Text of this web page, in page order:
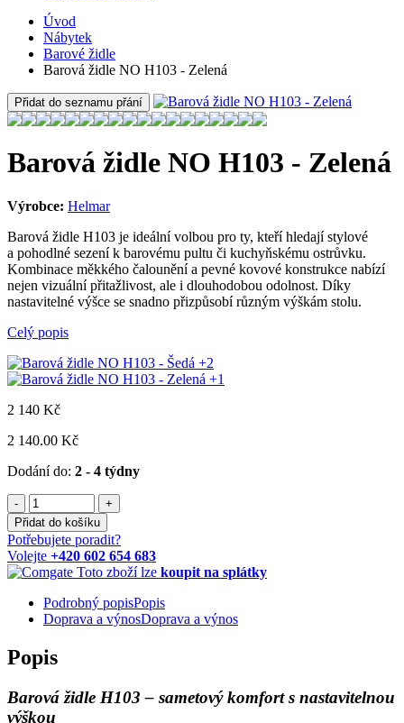
Úvod
Nábytek
Barové židle
Barová židle NO H103 - Zelená
Přidat do seznamu přání
Barová židle NO H103 - Zelená
Výrobce: Helmar
Barová židle H103 je ideální volbou pro ty, kteří hledají stylové
a pohodlné sezení k barovému pultu či kuchyňskému ostrůvku.
Kombinace měkkého čalounění a pevné kovové konstrukce nabízí
nejen vizuální přitažlivost, ale i dlouhodobou odolnost. Díky
nastavitelné výšce se snadno přizpůsobí různým výškám stolu.
Celý popis
+2
+1
2 140 Kč
2 140.00 Kč
Dodání do: 2 - 4 týdny
-
+
Přidat do košíku
Potřebujete poradit?
Volejte +420 602 654 683
Toto zboží lze koupit na splátky
Podrobný popisPopis
Doprava a výnosDoprava a výnos
Popis
Barová židle H103 – sametový komfort s nastavitelnou
výškou